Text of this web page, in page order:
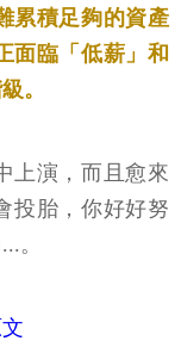
累積足夠的資產
面臨「低薪」和
。
上演，而且愈來
胎，你好好努
。